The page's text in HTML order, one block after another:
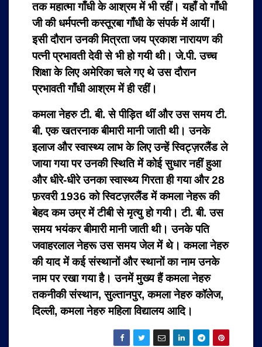
तक महात्मा गाँधी के आश्रम में भी रहीं। यहाँ वो गाँधी
जी की धर्मपत्नी कस्तूरबा गाँधी के संपर्क में आयीं।
इसी दौरान उनकी मित्रता जय प्रकाश नारायण की
पत्नी प्रभावती देवी से भी हो गयी थी। जे.पी. उच्च
शिक्षा के लिए अमेरिका चले गए थे उस दौरान
प्रभावती गाँधी आश्रम में ही रहीं।
कमला नेहरु टी. बी. से पीड़ित थीं और उस समय टी.
बी. एक खतरनाक बीमारी मानी जाती थी। उनके
इलाज और स्वास्थ्य लाभ के लिए उन्हें स्विट्ज़रलैंड ले
जाया गया पर उनकी स्थिति में कोई सुधार नहीं हुआ
और धीरे-धीरे उनका स्वास्थ्य गिरता ही गया और 28
फ़रवरी 1936 को स्विटज़रलैंड में कमला नेहरू की
बेहद कम उम्र में टीबी से मृत्यु हो गयी। टी. बी. उस
समय भयंकर बीमारी मानी जाती थी। उनके पति
जवाहरलाल नेहरू उस समय जेल में थे। कमला नेहरु
की याद में कई संस्थानों और स्थानों का नाम उनके
नाम पर रखा गया है। उनमें मुख्य हैं कमला नेहरु
तकनीकी संस्थान, सुल्तानपुर, कमला नेहरु कॉलेज,
दिल्ली, कमला नेहरु महिला विद्यालय आदि।